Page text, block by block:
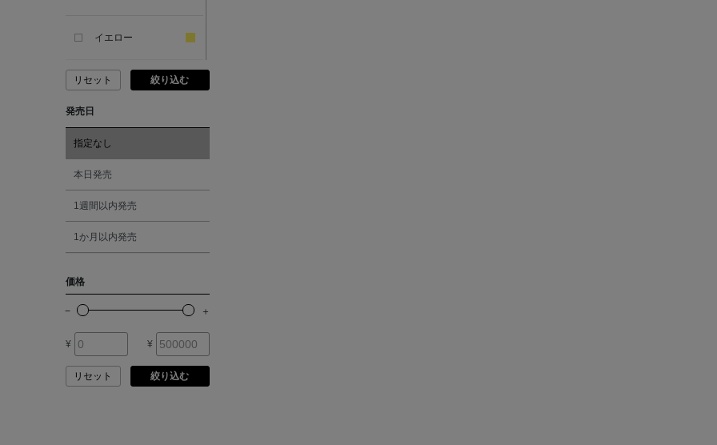
ATELIER AMBOISE
FIRENZE
AURALEE
イエロー
ピンク
レッド
オレンジ
シルバー
リセット 絞り込む
発売日
指定なし
本日発売
1週間以内発売
1か月以内発売
価格
¥ ¥
リセット 絞り込む